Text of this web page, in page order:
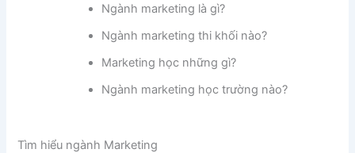
Ngành marketing là gì?
Ngành marketing thi khối nào?
Marketing học những gì?
Ngành marketing học trường nào?
Tìm hiểu ngành Marketing